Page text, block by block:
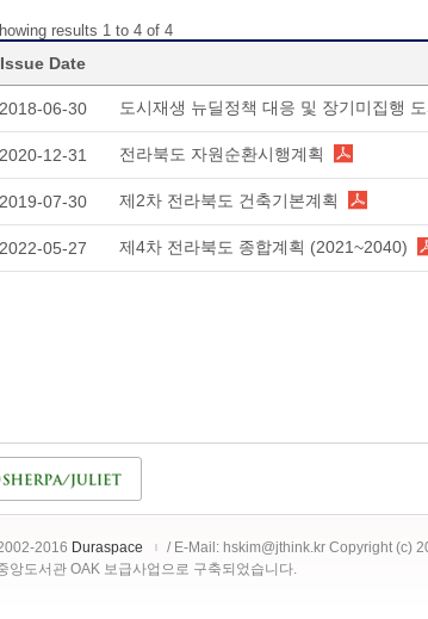
results 1 to 4 of 4
Issue Date
2018-06-30 도시재생 뉴딜정책 대응 및 장기미집행
2020-12-31 전라북도 자원순환시행계획
2019-07-30 제2차 전라북도 건축기본계획
2022-05-27 제4차 전라북도 종합계획 (2021~2040)
2016 Duraspace
/ E-Mail: hskim@jthink.kr Copyright (c)
앙도서관 OAK 보급사업으로 구축되었습니다.